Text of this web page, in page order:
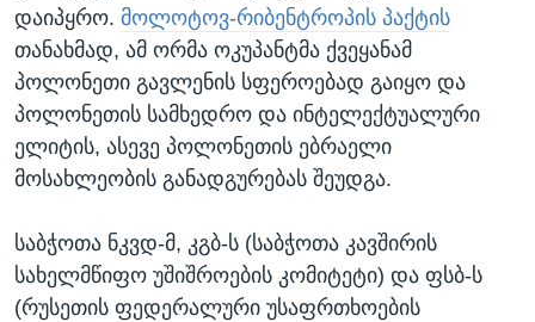
დაიპყრო. მოლოტოვ-რიბენტროპის პაქტის
თანახმად, ამ ორმა ოკუპანტმა ქვეყანამ
პოლონეთი გავლენის სფეროებად გაიყო და
პოლონეთის სამხედრო და ინტელექტუალური
ელიტის, ასევე პოლონეთის ებრაელი
მოსახლეობის განადგურებას შეუდგა.
საბჭოთა ნკვდ-მ, კგბ-ს (საბჭოთა კავშირის
სახელმწიფო უშიშროების კომიტეტი) და ფსბ-ს
(რუსეთის ფედერალური უსაფრთხოების